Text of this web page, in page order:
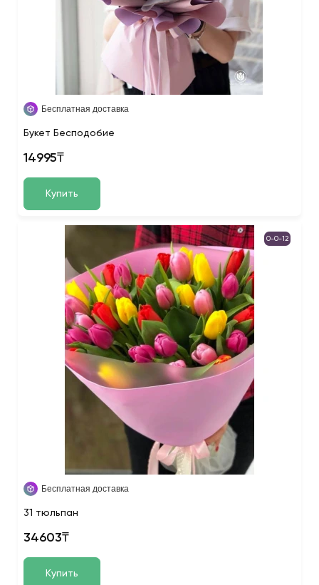
Бесплатная доставка
Букет Бесподобие
14995₸
Купить
0-0-12
Бесплатная доставка
31 тюльпан
34603₸
Купить